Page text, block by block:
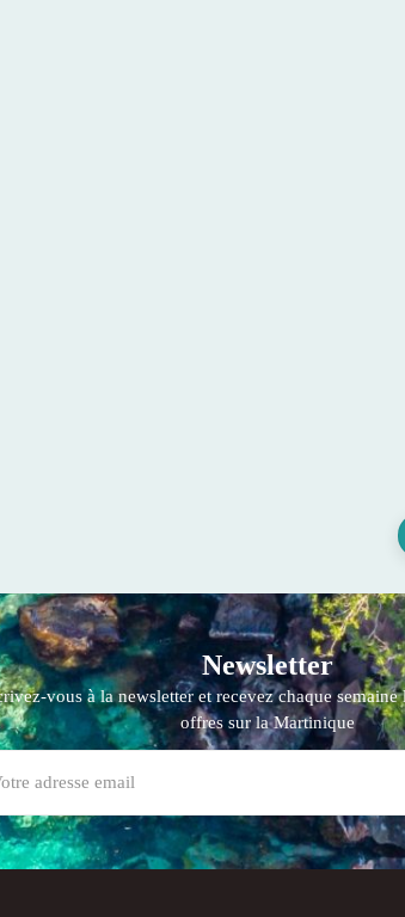
Newsletter
vous à la newsletter et recevez chaque
offres sur la Martinique